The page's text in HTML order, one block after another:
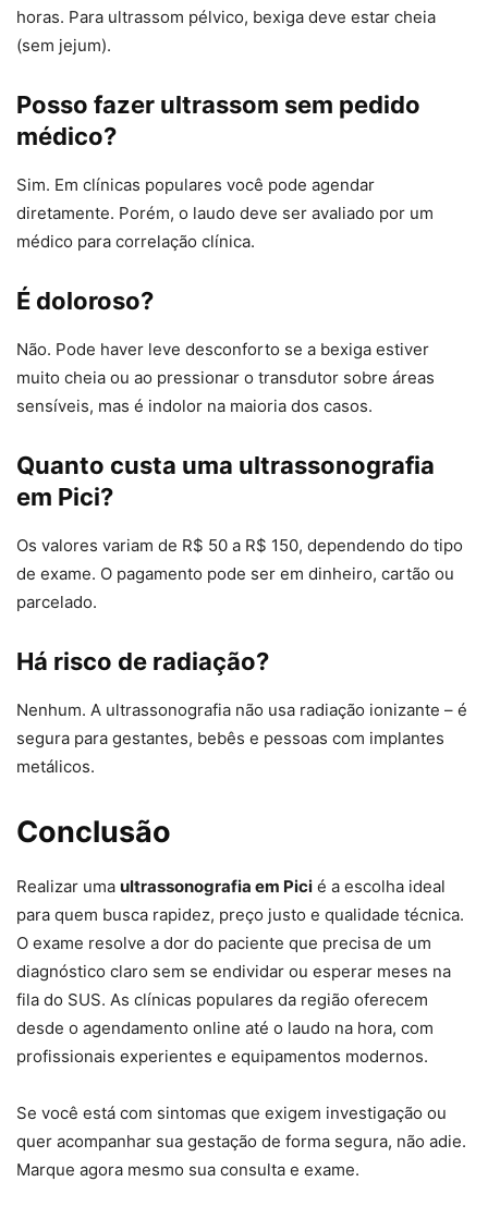
horas. Para ultrassom pélvico, bexiga deve estar cheia
(sem jejum).
Posso fazer ultrassom sem pedido
médico?
Sim. Em clínicas populares você pode agendar
diretamente. Porém, o laudo deve ser avaliado por um
médico para correlação clínica.
É doloroso?
Não. Pode haver leve desconforto se a bexiga estiver
muito cheia ou ao pressionar o transdutor sobre áreas
sensíveis, mas é indolor na maioria dos casos.
Quanto custa uma ultrassonografia
em Pici?
Os valores variam de R$ 50 a R$ 150, dependendo do tipo
de exame. O pagamento pode ser em dinheiro, cartão ou
parcelado.
Há risco de radiação?
Nenhum. A ultrassonografia não usa radiação ionizante – é
segura para gestantes, bebês e pessoas com implantes
metálicos.
Conclusão
Realizar uma ultrassonografia em Pici é a escolha ideal
para quem busca rapidez, preço justo e qualidade técnica.
O exame resolve a dor do paciente que precisa de um
diagnóstico claro sem se endividar ou esperar meses na
fila do SUS. As clínicas populares da região oferecem
desde o agendamento online até o laudo na hora, com
profissionais experientes e equipamentos modernos.
Se você está com sintomas que exigem investigação ou
quer acompanhar sua gestação de forma segura, não adie.
Marque agora mesmo sua consulta e exame.